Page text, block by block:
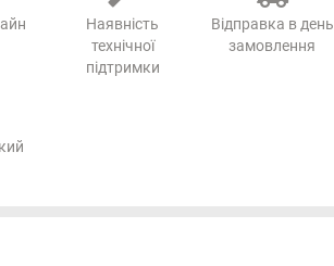
Наявність
технічної
підтримки
Відправка в день
замовлення